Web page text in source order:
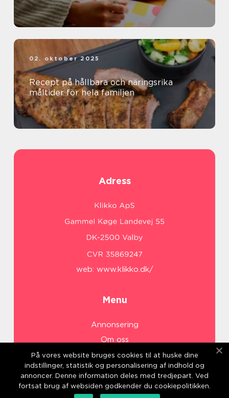
02. oktober 2025
Recept på hållbara och näringsrika
måltider för hela familjen
Adress
web: www.klikko.dk/
Menu
Annonsering
Om oss
Cookies
Kontakta oss
Sitemap
På vores website bruges cookies til at huske dine
indstillinger, statistik og personalisering af indhold og
annoncer. Denne information deles med tredjepart. Ved
fortsat brug af websiden godkender du cookiepolitikken.